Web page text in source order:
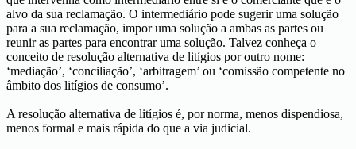
alvo da sua reclamação. O intermediário pode sugerir uma solução
para a sua reclamação, impor uma solução a ambas as partes ou
reunir as partes para encontrar uma solução. Talvez conheça o
conceito de resolução alternativa de litígios por outro nome:
‘mediação’, ‘conciliação’, ‘arbitragem’ ou ‘comissão competente no
âmbito dos litígios de consumo’.
A resolução alternativa de litígios é, por norma, menos dispendiosa,
menos formal e mais rápida do que a via judicial.